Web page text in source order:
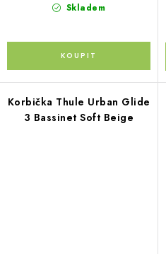
Skladem
Korbička Thule Urban Glide
3 Bassinet Soft Beige